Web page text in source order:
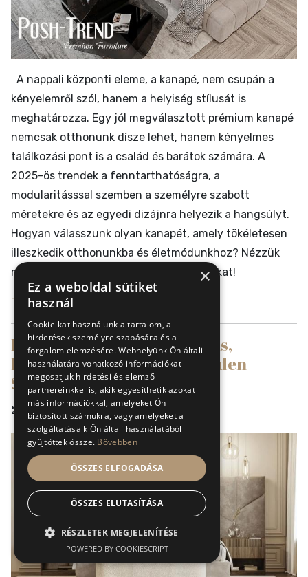
A nappali központi eleme, a kanapé, nem csupán a
kényelemről szól, hanem a helyiség stílusát is
meghatározza. Egy jól megválasztott prémium kanapé
nemcsak otthonunk dísze lehet, hanem kényelmes
találkozási pont is a család és barátok számára. A
2025-ös trendek a fenntarthatóságra, a
modularitásssal szemben a személyre szabott
méretekre és az egyedi dizájnra helyezik a hangsúlyt.
Hogyan válasszunk olyan kanapét, amely tökéletesen
illeszkedik otthonunkba és életmódunkhoz? Nézzük
meg a legújabb irányokat és szempontokat!
Tovább »
Design Franciaágyak: Stílus,
Kényelem és Egyediség Minden
Szobában
2024. december 5.
×
Ez a weboldal sütiket
használ
Cookie-kat használunk a tartalom, a
hirdetések személyre szabására és a
forgalom elemzésére. Webhelyünk Ön általi
használatára vonatkozó információkat
megosztjuk hirdetési és elemző
partnereinkkel is, akik egyesíthetik azokat
más információkkal, amelyeket Ön
biztosított számukra, vagy amelyeket a
szolgáltatásaik Ön általi használatából
gyűjtöttek össze. Bővebben
ÖSSZES ELFOGADÁSA
ÖSSZES ELUTASÍTÁSA
RÉSZLETEK MEGJELENÍTÉSE
POWERED BY COOKIESCRIPT